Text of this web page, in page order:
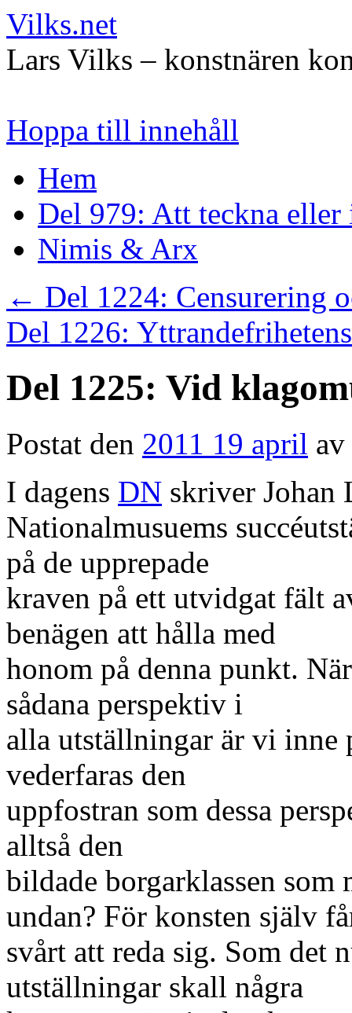
Vilks.net
Lars Vilks – konstnären
Hoppa till innehåll
Hem
Del 979: Att teckna eller
Nimis & Arx
← Del 1224: Censurering
Del 1226:
Del 1225: Vid
Postat den 2011 19 april av
I dagens DN skriver Johan
Nationalmusuems
på de upprepade
kraven på ett utvidgat fält
benägen att hålla med
honom på denna punkt.
sådana perspektiv i
alla utställningar är vi inne
vederfaras den
uppfostran som dessa
alltså den
bildade borgarklassen
undan? För konsten själv
svårt att reda sig. Som det
utställningar skall några